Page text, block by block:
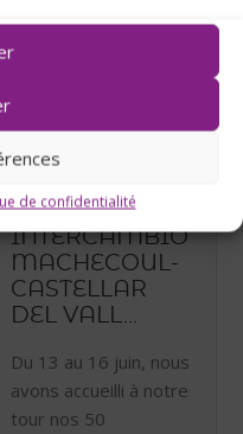
de confidentialité
INTERCAMBIO
MACHECOUL-
CASTELLAR
DEL VALL...
Du 13 au 16 juin, nous
avons accueilli à notre
tour nos 50